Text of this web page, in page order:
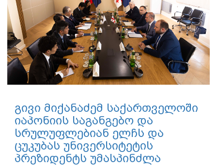
გივი მიქანაძემ საქართველოში
იაპონიის საგანგებო და
სრულუფლებიან ელჩს და
ცუკუბას უნივერსიტეტის
პრეზიდენტს უმასპინძლა